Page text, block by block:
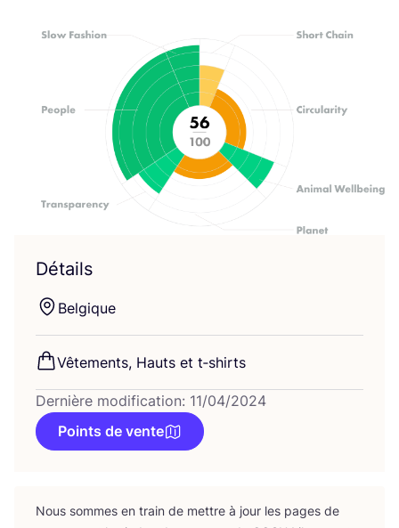
Détails
Bel­gique
Vête­ments, Hauts et t‑shirts
Dernière modification: 11/04/2024
Points de vente
Nous sommes en train de mettre à jour les pages de